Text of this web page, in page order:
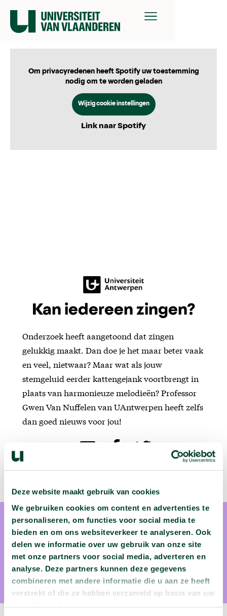
Deze website maakt gebruik van cookies
We gebruiken cookies om content en advertenties te
personaliseren, om functies voor social media te
bieden en om ons websiteverkeer te analyseren. Ook
delen we informatie over uw gebruik van onze site
met onze partners voor social media, adverteren en
analyse. Deze partners kunnen deze gegevens
combineren met andere informatie die u aan ze heeft
verstrekt of die ze hebben verzameld op basis van uw
Om privacyredenen heeft Spotify uw toestemming
nodig om te worden geladen
Wijzig cookie instellingen
Link naar Spotify
Kan iedereen zingen?
Onderzoek heeft aangetoond dat zingen
gelukkig maakt. Dan doe je het maar beter vaak
en veel, nietwaar? Maar wat als jouw
stemgeluid eerder kattengejank voortbrengt in
plaats van harmonieuze melodieën? Professor
Gwen Van Nuffelen van UAntwerpen heeft zelfs
dan goed nieuws voor jou!
prof. dr. Gwen Van Nuffelen
Gwen Van Nuffelen geeft les aan UAntwerpen.